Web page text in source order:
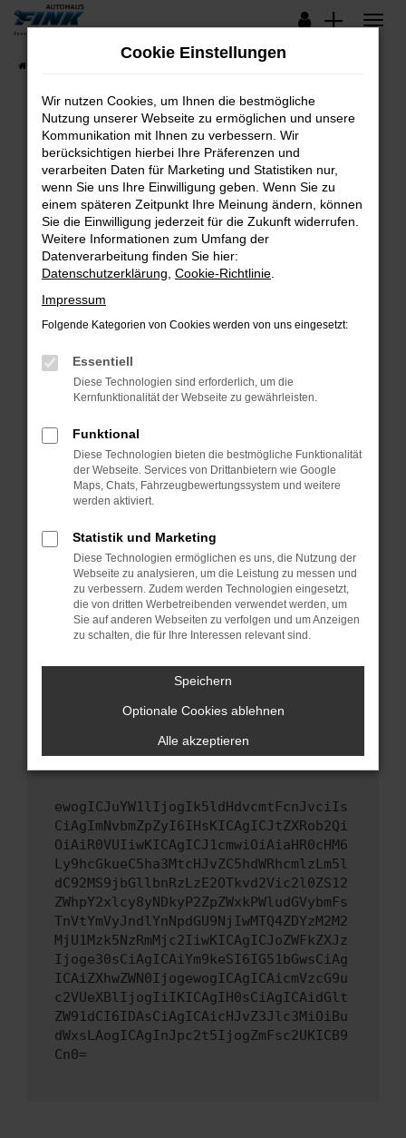
Zum
springen
Lagerfahrzeuge
Fehler: Network Error
Beim Laden ist ein Fehler aufgetreten.
Hier sind ein paar Tipps, die dir helfen können:
Überprüfe deine Firewall und deine
Internetverbindung.
Laden andere Webseiten, zum Beispiel deine
Suchmaschine?
Prüfe deine Browsererweiterungen.
können das Laden bestimmter Seiten
verhindern. Funktioniert die Seite in einem
anderen Browser oder in einem privaten
Starte dein Gerät neu.
Das kann manchmal helfen, vorübergehende
Probleme zu beheben.
Betriebssystem auf dem neuesten Stand
sind.
Veraltete Software birgt nicht nur ein
Sicherheitsrisiko, sondern kann auch dazu
führen, dass bestimmte Funktionen nicht mehr
unterstützt werden.
Wende dich an den Webseitenbetreiber.
Wenn du alle oben genannten Schritte versucht
hast, kontaktiere uns bitte. Wir werden
versuchen, das Problem zu beheben. Du kannst
uns diesen Text schicken, um uns bei der
ewogICJuYW1lIjogIk5ldHdvcmtFcnJvciIs
CiAgImNvbmZpZyI6IHsKICAgICJtZXRob2Qi
OiAiR0VUIiwKICAgICJ1cmwiOiAiaHR0cHM6
Ly9hcGkueC5ha3MtcHJvZC5hdWRhcmlzLm5l
dC92MS9jbGllbnRzLzE2OTkvd2Vic2l0ZS12
ZWhpY2xlcy8yNDkyP2ZpZWxkPWludGVybmFs
TnVtYmVyJndlYnNpdGU9NjIwMTQ4ZDYzM2M2
MjU1Mzk5NzRmMjc2IiwKICAgICJoZWFkZXJz
Ijoge30sCiAgICAiYm9keSI6IG51bGwsCiAg
ICAiZXhwZWN0IjogewogICAgICAicmVzcG9u
c2VUeXBlIjogIiIKICAgIH0sCiAgICAidGlt
ZW91dCI6IDAsCiAgICAicHJvZ3Jlc3MiOiBu
dWxsLAogICAgInJpc2t5IjogZmFsc2UKICB9
Cn0=
Cookie Einstellungen
Wir nutzen Cookies, um Ihnen die bestmögliche
Nutzung unserer Webseite zu ermöglichen und unsere
Kommunikation mit Ihnen zu verbessern. Wir
berücksichtigen hierbei Ihre Präferenzen und
verarbeiten Daten für Marketing und Statistiken nur,
wenn Sie uns Ihre Einwilligung geben. Wenn Sie zu
einem späteren Zeitpunkt Ihre Meinung ändern, können
Sie die Einwilligung jederzeit für die Zukunft widerrufen.
Weitere Informationen zum Umfang der
Datenverarbeitung finden Sie hier:
Datenschutzerklärung Cookie-Richtlinie
Impressum
Folgende Kategorien von Cookies werden von uns eingesetzt:
Essentiell
Diese Technologien sind erforderlich, um die
Kernfunktionalität der Webseite zu gewährleisten.
Funktional
Diese Technologien bieten die bestmögliche Funktionalität
der Webseite. Services von Drittanbietern wie Google
Maps, Chats, Fahrzeugbewertungssystem und weitere
werden aktiviert.
Statistik und Marketing
Diese Technologien ermöglichen es uns, die Nutzung der
Webseite zu analysieren, um die Leistung zu messen und
zu verbessern. Zudem werden Technologien eingesetzt,
die von dritten Werbetreibenden verwendet werden, um
Sie auf anderen Webseiten zu verfolgen und um Anzeigen
zu schalten, die für Ihre Interessen relevant sind.
Speichern
Optionale Cookies ablehnen
Alle akzeptieren